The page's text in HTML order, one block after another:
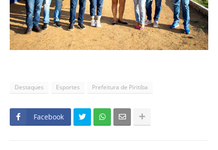
Destaques Esportes Prefeitura de Piritiba
Facebook